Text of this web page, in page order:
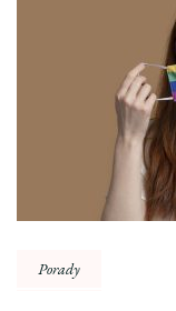
Porady